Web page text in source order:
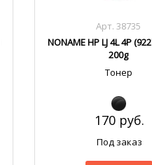
Арт. 38735
NONAME HP LJ 4L 4P
200g
Тонер
170 руб.
Под заказ